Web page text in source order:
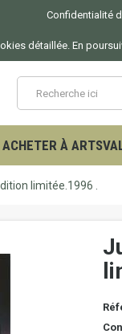
Confidentialité
détaillée. En
ACHETER À
limitée.1996 .